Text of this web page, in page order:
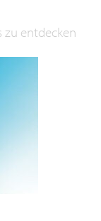
zu entdecken